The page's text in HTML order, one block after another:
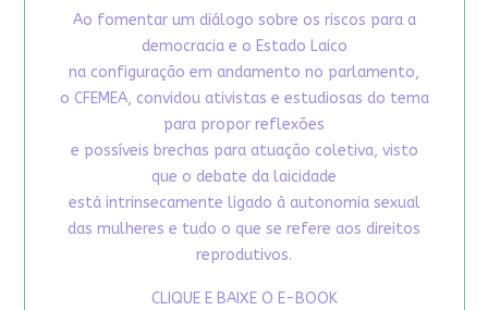
Ao fomentar um diálogo sobre os riscos para a
democracia e o Estado Laico
na configuração em andamento no parlamento,
o CFEMEA, convidou ativistas e estudiosas do tema
para propor reflexões
e possíveis brechas para atuação coletiva, visto
que o debate da laicidade
está intrinsecamente ligado à autonomia sexual
das mulheres e tudo o que se refere aos direitos
reprodutivos.
CLIQUE E BAIXE O E-BOOK